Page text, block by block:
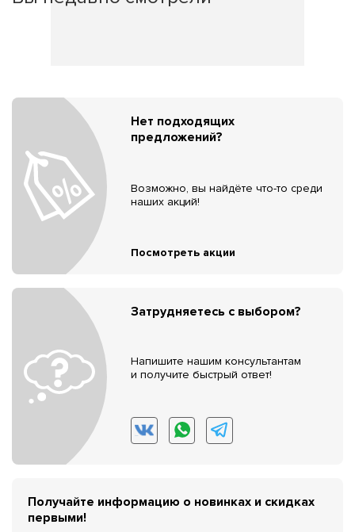
Нет подходящих
предложений?
Возможно, вы найдёте что-то среди
наших акций!
Посмотреть акции
Затрудняетесь с выбором?
Напишите нашим консультантам
и получите быстрый ответ!
Получайте информацию о новинках и скидках
первыми!